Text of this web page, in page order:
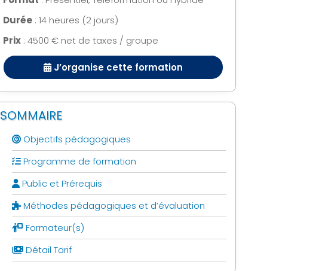
Mapping B2B
Mind
Mapping
A LA UNE
Certifications
Mind
Mapping

Tout savoir sur
Mind
Mapping
Durée: 14 heures (2 jours)
Prix: 4500 € net de taxes / groupe
J’organise cette formation
SOMMAIRE
Objectifs pédagogiques
Programme de formation
Public et Prérequis
Méthodes pédagogiques et d’évaluation
Formateur(s)
Détail Tarif